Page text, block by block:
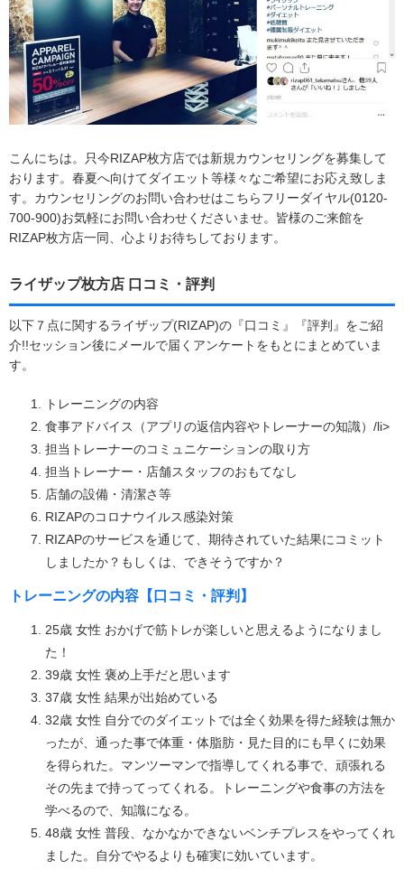
こんにちは。只今RIZAP枚方店では新規カウンセリングを募集して
おります。春夏へ向けてダイエット等様々なご希望にお応え致しま
す。カウンセリングのお問い合わせはこちらフリーダイヤル(0120-
700-900)お気軽にお問い合わせくださいませ。皆様のご来館を
RIZAP枚方店一同、心よりお待ちしております。
ライザップ枚方店 口コミ・評判
以下７点に関するライザップ(RIZAP)の『口コミ』『評判』をご紹
介!!セッション後にメールで届くアンケートをもとにまとめていま
す。
トレーニングの内容
食事アドバイス（アプリの返信内容やトレーナーの知識）/li>
担当トレーナーのコミュニケーションの取り方
担当トレーナー・店舗スタッフのおもてなし
店舗の設備・清潔さ等
RIZAPのコロナウイルス感染対策
RIZAPのサービスを通じて、期待されていた結果にコミット
しましたか？もしくは、できそうですか？
トレーニングの内容【口コミ・評判】
25歳 女性 おかげで筋トレが楽しいと思えるようになりまし
た！
39歳 女性 褒め上手だと思います
37歳 女性 結果が出始めている
32歳 女性 自分でのダイエットでは全く効果を得た経験は無か
ったが、通った事で体重・体脂肪・見た目的にも早くに効果
を得られた。マンツーマンで指導してくれる事で、頑張れる
その先まで持ってってくれる。トレーニングや食事の方法を
学べるので、知識になる。
48歳 女性 普段、なかなかできないベンチプレスをやってくれ
ました。自分でやるよりも確実に効いています。